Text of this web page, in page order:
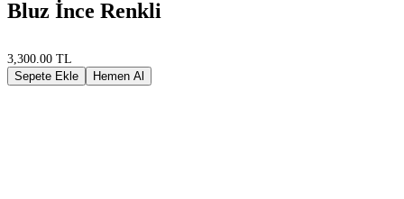
Bluz İnce Renkli
3,300.00 TL
Sepete Ekle
Hemen Al